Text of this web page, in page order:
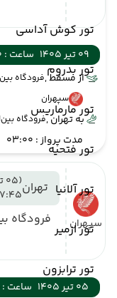
تور کوش آداسی
تور بدروم
تور مارماریس
تور فتحیه
تور آلانیا
تور ازمیر
تور ترابزون
09 تیر 1405
ساعت : 23:10
از مسقط ,فرودگاه
سپهران
به تهران ,فرودگاه
مدت پرواز : 03:00
سپهران
تهران
فرودگاه
05 تیر 1405
ساعت : 07:45